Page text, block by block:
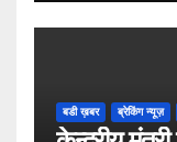
बडी ख़बर ब्रेकिंग न्यूज़